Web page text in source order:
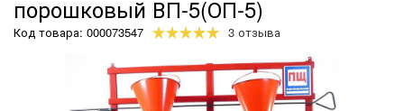
порошковый ВП-5(ОП-5)
Код товара: 000073547 3 отзыва